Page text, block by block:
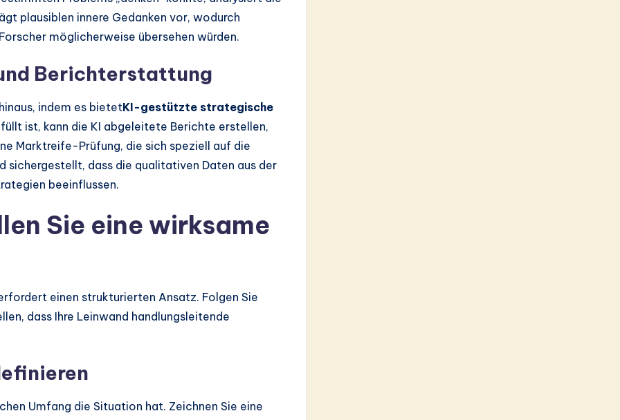
plausiblen innere Gedanken vor, wodurch
möglicherweise übersehen würden.
Berichterstattung
indem es bietetKI-gestützte strategische
ist, kann die KI abgeleitete Berichte erstellen,
Marktreife-Prüfung, die sich speziell auf die
sichergestellt, dass die qualitativen Daten aus der
beeinflussen.
Sie eine wirksame
einen strukturierten Ansatz. Folgen Sie
dass Ihre Leinwand handlungsleitende
Umfang die Situation hat. Zeichnen Sie eine